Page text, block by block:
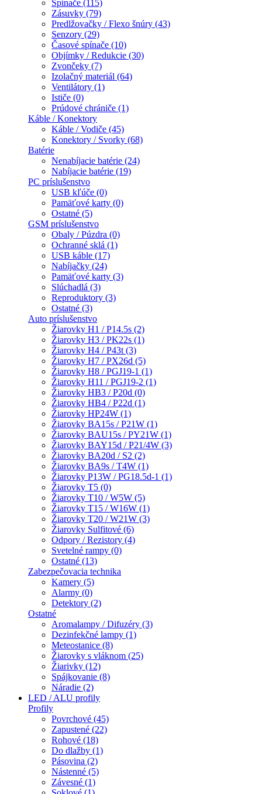
Spínače (115)
Zásuvky (79)
Predlžovačky / Flexo šnúry (43)
Senzory (29)
Časové spínače (10)
Objímky / Redukcie (30)
Zvončeky (7)
Izolačný materiál (64)
Ventilátory (1)
Ističe (0)
Prúdové chrániče (1)
Káble / Konektory
Káble / Vodiče (45)
Konektory / Svorky (68)
Batérie
Nenabíjacie batérie (24)
Nabíjacie batérie (19)
PC príslušenstvo
USB kľúče (0)
Pamäťové karty (0)
Ostatné (5)
GSM príslušenstvo
Obaly / Púzdra (0)
Ochranné sklá (1)
USB káble (17)
Nabíjačky (24)
Pamäťové karty (3)
Slúchadlá (3)
Reproduktory (3)
Ostatné (3)
Auto príslušenstvo
Žiarovky H1 / P14.5s (2)
Žiarovky H3 / PK22s (1)
Žiarovky H4 / P43t (3)
Žiarovky H7 / PX26d (5)
Žiarovky H8 / PGJ19-1 (1)
Žiarovky H11 / PGJ19-2 (1)
Žiarovky HB3 / P20d (0)
Žiarovky HB4 / P22d (1)
Žiarovky HP24W (1)
Žiarovky BA15s / P21W (1)
Žiarovky BAU15s / PY21W (1)
Žiarovky BAY15d / P21/4W (3)
Žiarovky BA20d / S2 (2)
Žiarovky BA9s / T4W (1)
Žiarovky P13W / PG18.5d-1 (1)
Žiarovky T5 (0)
Žiarovky T10 / W5W (5)
Žiarovky T15 / W16W (1)
Žiarovky T20 / W21W (3)
Žiarovky Sulfitové (6)
Odpory / Rezistory (4)
Svetelné rampy (0)
Ostatné (13)
Zabezpečovacia technika
Kamery (5)
Alarmy (0)
Detektory (2)
Ostatné
Aromalampy / Difuzéry (3)
Dezinfekčné lampy (1)
Meteostanice (8)
Žiarovky s vláknom (25)
Žiarivky (12)
Spájkovanie (8)
Náradie (2)
LED / ALU profily
Profily
Povrchové (45)
Zapustené (22)
Rohové (18)
Do dlažby (1)
Pásovina (2)
Nástenné (5)
Závesné (1)